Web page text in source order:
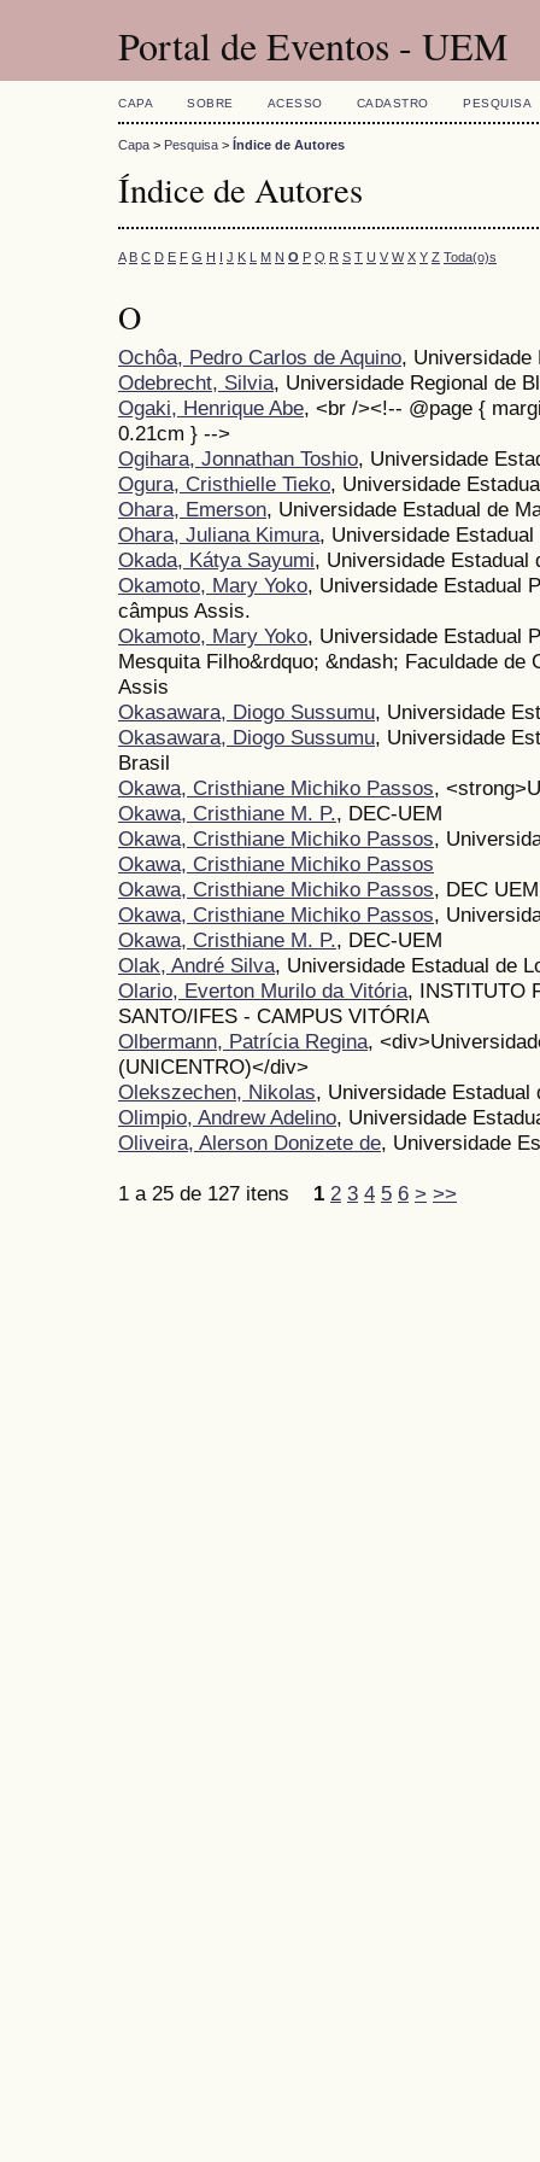
Portal de Eventos - UEM
CAPA SOBRE ACESSO CADASTRO PESQUISA
Capa > Pesquisa > Índice de Autores
Índice de Autores
A B C D E F G H I J K L M N O P Q R S T U V W X Y Z Toda(o)s
O
Ochôa, Pedro Carlos de Aquino, Universidade
Odebrecht, Silvia, Universidade Regional de
Ogaki, Henrique Abe, <br /><!-- @page {
0.21cm } -->
Ogihara, Jonnathan Toshio, Universidade
Ogura, Cristhielle Tieko, Universidade
Ohara, Emerson, Universidade Estadual de
Ohara, Juliana Kimura, Universidade Estadual
Okada, Kátya Sayumi, Universidade Estadual
Okamoto, Mary Yoko, Universidade Estadual
câmpus Assis.
Okamoto, Mary Yoko, Universidade Estadual
Mesquita Filho&rdquo; &ndash; Faculdade
Assis
Okasawara, Diogo Sussumu, Universidade
Okasawara, Diogo Sussumu, Universidade
Brasil
Okawa, Cristhiane Michiko Passos,
Okawa, Cristhiane M. P., DEC-UEM
Okawa, Cristhiane Michiko Passos,
Okawa, Cristhiane Michiko Passos
Okawa, Cristhiane Michiko Passos, DEC UEM
Okawa, Cristhiane Michiko Passos,
Okawa, Cristhiane M. P., DEC-UEM
Olak, André Silva, Universidade Estadual de
Olario, Everton Murilo da Vitória, INSTITUTO
SANTO/IFES - CAMPUS VITÓRIA
Olbermann, Patrícia Regina,
(UNICENTRO)</div>
Olekszechen, Nikolas, Universidade Estadual
Olimpio, Andrew Adelino, Universidade
Oliveira, Alerson Donizete de, Universidade
1 a 25 de 127 itens 1 2 3 4 5 6 > >>